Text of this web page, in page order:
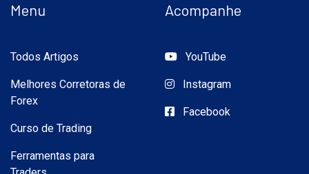
Menu
Todos Artigos
Melhores Corretoras de
Forex
Curso de Trading
Ferramentas para
Acompanhe
YouTube
Instagram
Facebook